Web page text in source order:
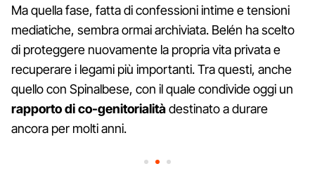
Ma quella fase, fatta di confessioni intime e tensioni
mediatiche, sembra ormai archiviata. Belén ha scelto
di proteggere nuovamente la propria vita privata e
recuperare i legami più importanti. Tra questi, anche
quello con Spinalbese, con il quale condivide oggi un
rapporto di co-genitorialitàdestinato a durare
ancora per molti anni.